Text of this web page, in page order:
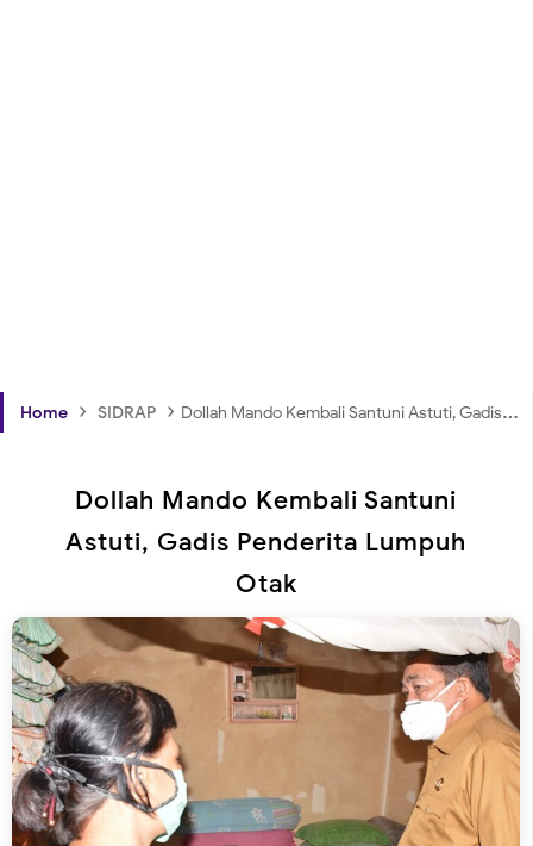
Home › SIDRAP › Dollah Mando Kembali Santuni Astuti, Gadis Penderita Lumpuh Otak
Dollah Mando Kembali Santuni
Astuti, Gadis Penderita Lumpuh
Otak